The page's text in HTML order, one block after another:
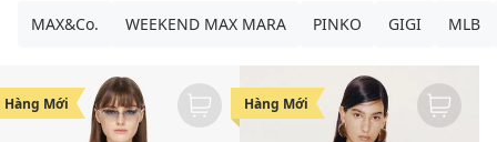
MAX&Co. WEEKEND MAX MARA PINKO GIGI MLB
Hàng Mới Hàng Mới